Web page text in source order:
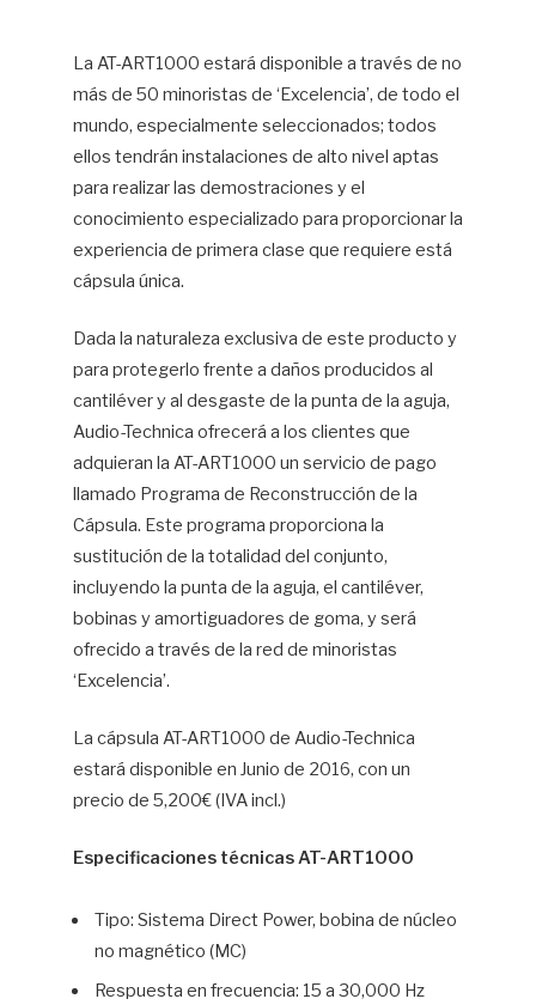
La AT-ART1000 estará disponible a través de no
más de 50 minoristas de ‘Excelencia’, de todo el
mundo, especialmente seleccionados; todos
ellos tendrán instalaciones de alto nivel aptas
para realizar las demostraciones y el
conocimiento especializado para proporcionar la
experiencia de primera clase que requiere está
cápsula única.
Dada la naturaleza exclusiva de este producto y
para protegerlo frente a daños producidos al
cantiléver y al desgaste de la punta de la aguja,
Audio-Technica ofrecerá a los clientes que
adquieran la AT-ART1000 un servicio de pago
llamado Programa de Reconstrucción de la
Cápsula. Este programa proporciona la
sustitución de la totalidad del conjunto,
incluyendo la punta de la aguja, el cantiléver,
bobinas y amortiguadores de goma, y será
ofrecido a través de la red de minoristas
‘Excelencia’.
La cápsula AT-ART1000 de Audio-Technica
estará disponible en Junio de 2016, con un
precio de 5,200€ (IVA incl.)
Especificaciones técnicas AT-ART1000
Tipo: Sistema Direct Power, bobina de núcleo
no magnético (MC)
Respuesta en frecuencia: 15 a 30,000 Hz